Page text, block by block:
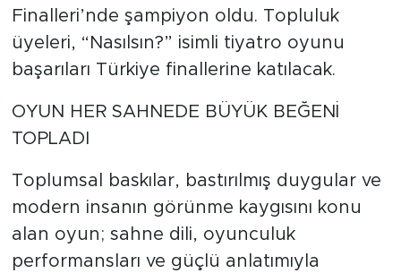
Finalleri’nde şampiyon oldu. Topluluk
üyeleri, “Nasılsın?” isimli tiyatro oyunu
başarıları Türkiye finallerine katılacak.
OYUN HER SAHNEDE BÜYÜK BEĞENİ
TOPLADI
Toplumsal baskılar, bastırılmış duygular ve
modern insanın görünme kaygısını konu
alan oyun; sahne dili, oyunculuk
performansları ve güçlü anlatımıyla